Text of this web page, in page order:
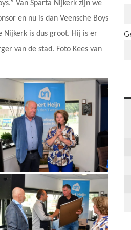
Van Sparta Nijkerk zijn we
en nu is dan Veensche Boys
Nijkerk is dus groot. Hij is er
van de stad. Foto Kees van